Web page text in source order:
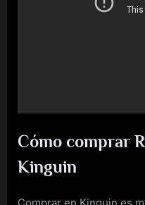
Cómo comprar
Kinguin